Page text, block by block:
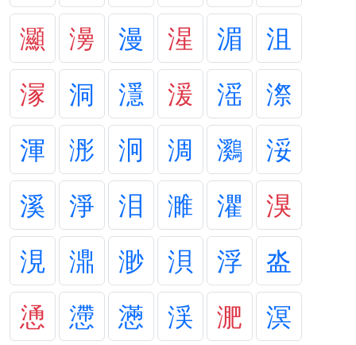
灦
澷 漫 湦 湄
沮
溕
洞 濦 湲 滛
漈
渾
浵 泂 淍 鸂
浽
溪
淨 泪 濉 灈
湨
涀
濎 渺 浿 浮
泴
慂
懘 懣 渓 淝
溟